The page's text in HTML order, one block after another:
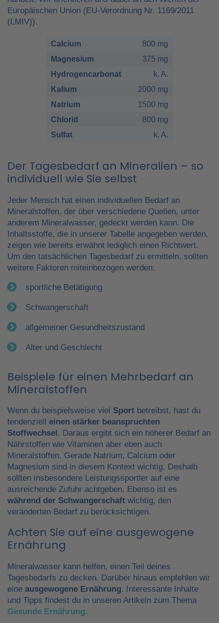
Europäischen Union (EU-Verordnung Nr. 1169/2011
(LMIV)).
Calcium
800 mg
Magnesium
375 mg
Hydrogencarbonat
k. A.
Kalium
2000 mg
Natrium
1500 mg
Chlorid
800 mg
Sulfat
k. A.
Der Tagesbedarf an Mineralien – so
individuell wie Sie selbst
Jeder Mensch hat einen individuellen Bedarf an
Mineralstoffen, der über verschiedene Quellen, unter
anderem Mineralwasser, gedeckt werden kann. Die
Inhaltsstoffe, die in unserer Tabelle angegeben werden,
zeigen wie bereits erwähnt lediglich einen Richtwert.
Um den tatsächlichen Tagesbedarf zu ermitteln, sollten
weitere Faktoren miteinbezogen werden:
sportliche Betätigung
Schwangerschaft
allgemeiner Gesundheitszustand
Alter und Geschlecht
Beispiele für einen Mehrbedarf an
Mineralstoffen
Wenn du beispielsweise viel Sport betreibst, hast du
tendenziell einen stärker beanspruchten
Stoffwechsel. Daraus ergibt sich ein höherer Bedarf an
Nährstoffen wie Vitaminen aber eben auch
Mineralstoffen. Gerade Natrium, Calcium oder
Magnesium sind in diesem Kontext wichtig. Deshalb
sollten insbesondere Leistungssportler auf eine
ausreichende Zufuhr achtgeben. Ebenso ist es
während der Schwangerschaft wichtig, den
veränderten Bedarf zu berücksichtigen.
Achten Sie auf eine ausgewogene
Ernährung
Mineralwasser kann helfen, einen Teil deines
Tagesbedarfs zu decken. Darüber hinaus empfehlen wir
eine ausgewogene Ernährung. Interessante Inhalte
und Tipps findest du in unseren Artikeln zum Thema
Gesunde Ernährung.